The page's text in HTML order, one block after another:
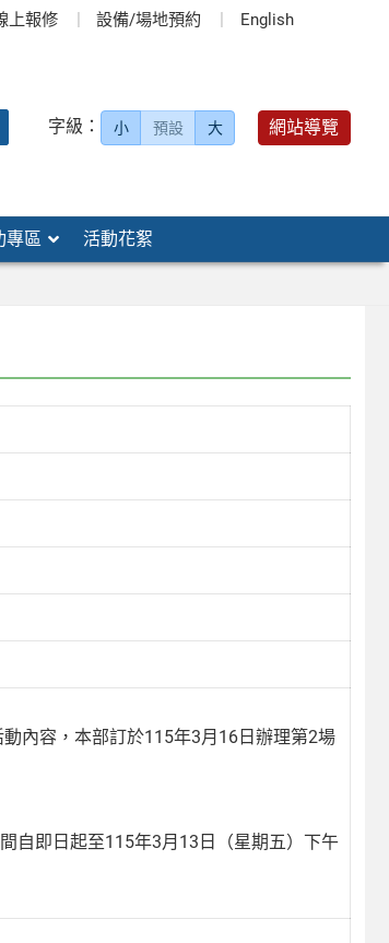
上報修 設備/場地預約 English
字級： 小 預設 大 網站導覽
專區 活動花絮
內容，本部訂於115年3月16日辦理第2場
自即日起至115年3月13日（星期五）下午